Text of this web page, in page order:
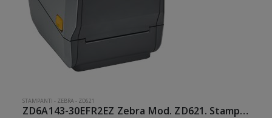
STAMPANTI - ZEBRA - ZD621
ZD6A143-30EFR2EZ Zebra Mod. ZD621. Stampante di etichette.